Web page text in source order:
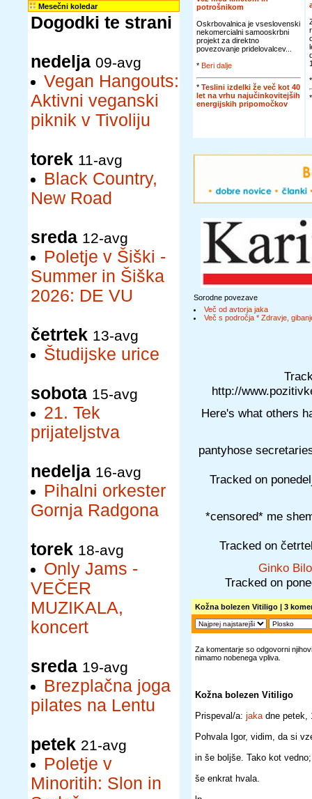
Mesečni koledar
Dogodki te strani
nedelja 09-avg
Vegan Hangouts:
Aktivni veganski
piknik v Tivoliju
torek 11-avg
Black Country,
New Road
sreda 12-avg
Poletje v Šiški -
Summer in Šiška
2026: DE VU
četrtek 13-avg
Študijske urice
sobota 15-avg
21. Tek
prijateljstva
nedelja 16-avg
Pihalni orkester
Gornja Radgona
torek 18-avg
Only Jams -
VEČER
MUZIKALA,
koncert
sreda 19-avg
Brezplačna joga
pilates na Lentu
petek 21-avg
Poletje v
Minoritih: Slon in
potrošnikom
Oskrbovalnica je vseslovenski
nekomercialni samooskrbni
projekt za direktno
povezovanje pridelovalcev...
* Beri dalje
* Teslini izdelki že več kot 40
let na vrhu najučinkovitejših
energijskih pripomočkov
Sorodne povezave
Več od avtorja jaka
Več s področja * Zdravje,
http://
Here's what others
pantyhose
Tracked on
*censored* me
Tracked on
Ginko
Tracked on
Kožna bolezen Vitiligo | 3
Za komentarje so odgovorni
nimamo nobenega vpliva.
Kožna bolezen Vitiligo
Prispeval/a: jakadne petek,
Pohvala Igor, vidim, da si
in še boljše. Tako kot
še enkrat hvala.